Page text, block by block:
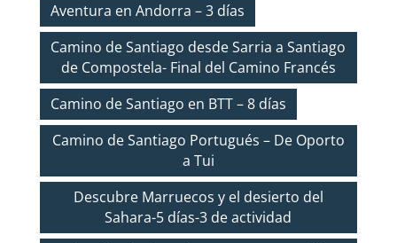
Aventura en Andorra – 3 días
Camino de Santiago desde Sarria a Santiago
de Compostela- Final del Camino Francés
Camino de Santiago en BTT – 8 días
Camino de Santiago Portugués – De Oporto
a Tui
Descubre Marruecos y el desierto del
Sahara-5 días-3 de actividad